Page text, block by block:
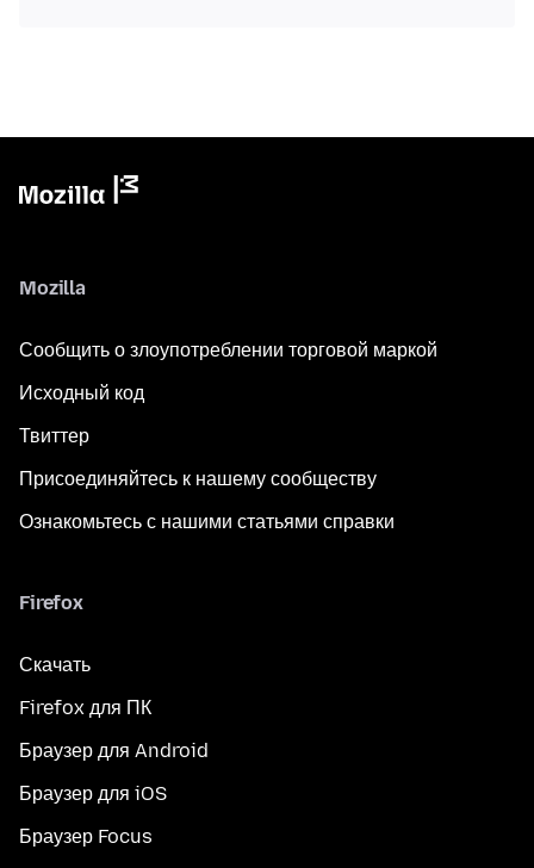
Mozilla
Сообщить о злоупотреблении торговой маркой
Исходный код
Твиттер
Присоединяйтесь к нашему сообществу
Ознакомьтесь с нашими статьями справки
Firefox
Скачать
Firefox для ПК
Браузер для Android
Браузер для iOS
Браузер Focus